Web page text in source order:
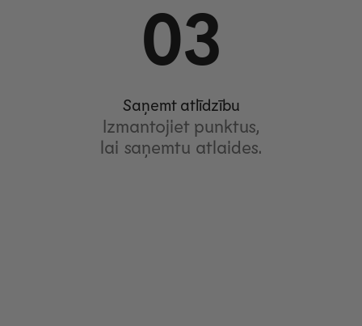
03
Saņemt atlīdzību
Izmantojiet punktus,
lai saņemtu atlaides.